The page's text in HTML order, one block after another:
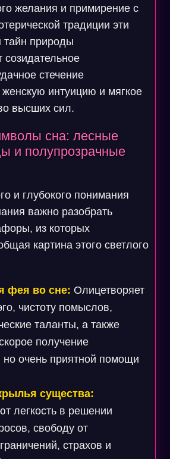
желания и примирение с
традиции эти
тайн природы
стечение
женскую интуицию и мягкое
высших сил.
сна: лесные
и полупрозрачные
и глубокого понимания
важно разобрать
из которых
картина этого светлого
фея во сне: Олицетворяет
чистоту помыслов,
таланты, а также
получение
очень приятной помощи
существа:
легкость в решении
свободу от
страхов и